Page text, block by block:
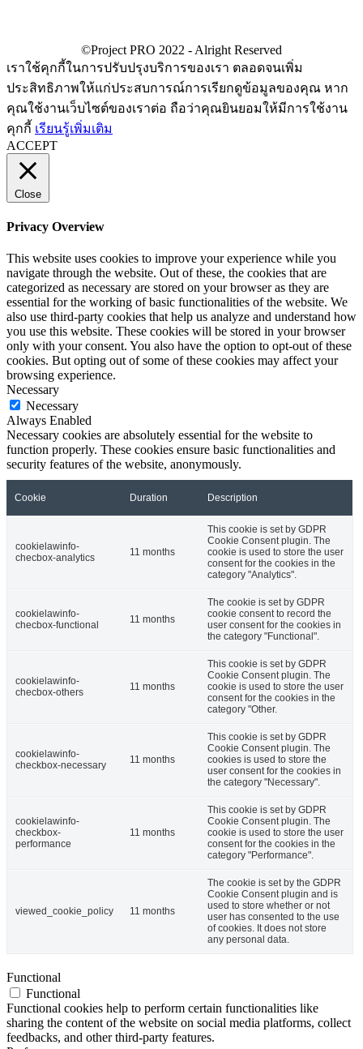
เราใช้คุกกี้ในการปรับปรุงบริการของเรา ตลอดจนเพิ่ม
ประสิทธิภาพให้แก่ประสบการณ์การเรียกดูข้อมูลของคุณ หาก
คุณใช้งานเว็บไซต์ของเราต่อ ถือว่าคุณยินยอมให้มีการใช้งาน
คุกกี้ เรียนรู้เพิ่มเติม
ACCEPT
Close
Privacy Overview
This website uses cookies to improve your experience while you
navigate through the website. Out of these, the cookies that are
categorized as necessary are stored on your browser as they are
essential for the working of basic functionalities of the website. We
also use third-party cookies that help us analyze and understand how
you use this website. These cookies will be stored in your browser
only with your consent. You also have the option to opt-out of these
cookies. But opting out of some of these cookies may affect your
browsing experience.
Necessary
Necessary
Always Enabled
Necessary cookies are absolutely essential for the website to
function properly. These cookies ensure basic functionalities and
security features of the website, anonymously.
Cookie Duration Description
cookielawinfo-
checbox-analytics
11 months
This cookie is set by GDPR
Cookie Consent plugin. The
cookie is used to store the user
consent for the cookies in the
category "Analytics".
cookielawinfo-
checbox-functional
11 months
The cookie is set by GDPR
cookie consent to record the
user consent for the cookies in
the category "Functional".
cookielawinfo-
checbox-others
11 months
This cookie is set by GDPR
Cookie Consent plugin. The
cookie is used to store the user
consent for the cookies in the
category "Other.
cookielawinfo-
checkbox-necessary
11 months
This cookie is set by GDPR
Cookie Consent plugin. The
cookies is used to store the
user consent for the cookies in
the category "Necessary".
cookielawinfo-
checkbox-
performance
11 months
This cookie is set by GDPR
Cookie Consent plugin. The
cookie is used to store the user
consent for the cookies in the
category "Performance".
viewed_cookie_policy 11 months
The cookie is set by the GDPR
Cookie Consent plugin and is
used to store whether or not
user has consented to the use
of cookies. It does not store
any personal data.
Functional
Functional
Functional cookies help to perform certain functionalities like
sharing the content of the website on social media platforms, collect
feedbacks, and other third-party features.